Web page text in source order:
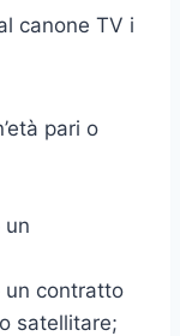
canone TV i
pari o
un
un contratto
satellitare;